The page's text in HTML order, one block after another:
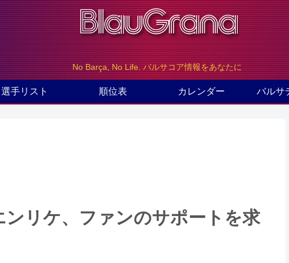
No Barça, No Life. バルサコア情報をあなたに
選手リスト 順位表 カレンダー バルサ
リケ、ファンのサポートを求